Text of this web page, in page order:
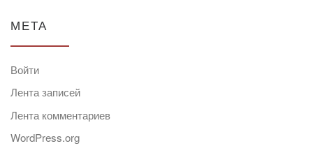
МЕТА
Войти
Лента записей
Лента комментариев
WordPress.org